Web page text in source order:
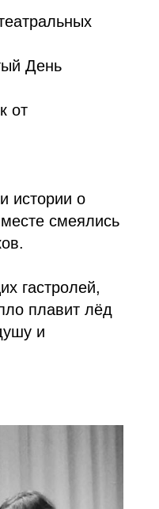
День
от
истории о
смеялись
гастролей,
плавит лёд
и